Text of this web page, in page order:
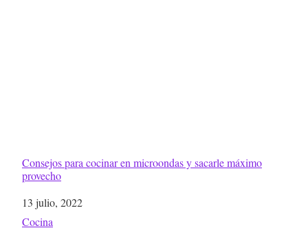
Consejos para cocinar en microondas y sacarle máximo
provecho
Fecha
13 julio, 2022
Respecto a
Cocina